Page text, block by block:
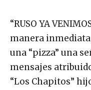
“RUSO YA
manera
una “pizza” una
mensajes
“Los Chapitos”